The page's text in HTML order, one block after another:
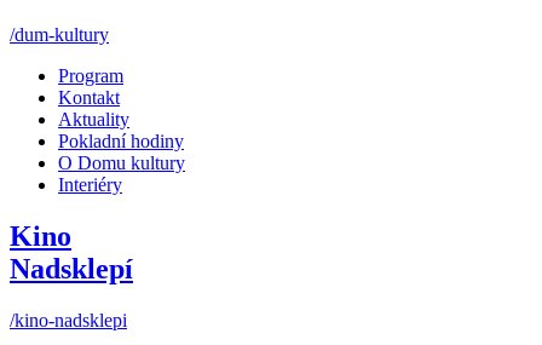
/dum-kultury
Program
Kontakt
Aktuality
Pokladní hodiny
O Domu kultury
Interiéry
Kino
Nadsklepí
/kino-nadsklepi